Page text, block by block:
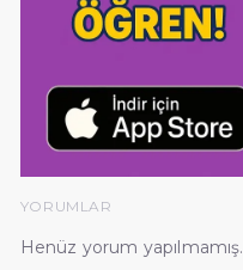
YORUMLAR
Henüz yorum yapılmamış.